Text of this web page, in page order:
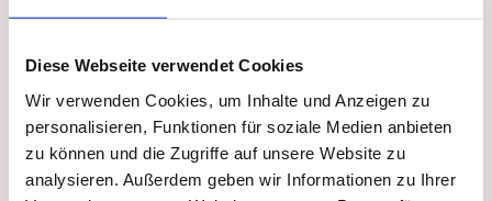
Diese Webseite verwendet Cookies
Wir verwenden Cookies, um Inhalte und Anzeigen zu
personalisieren, Funktionen für soziale Medien anbieten
zu können und die Zugriffe auf unsere Website zu
analysieren. Außerdem geben wir Informationen zu Ihrer
Achte darauf, helle Stellen möglichst hell zu
belassen. Wenn du zu viel Farbe erwischt hast,
kannst du diese mit einem Tuch abtupfen. Du kannst
in mehreren Schichten arbeiten.